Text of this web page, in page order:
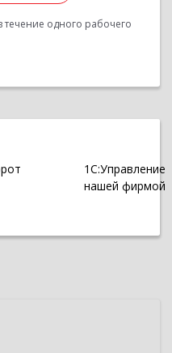
течение одного рабочего
1С:Управление
нашей фирмой